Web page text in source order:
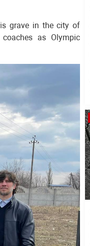
grave in the city of
as Olympic